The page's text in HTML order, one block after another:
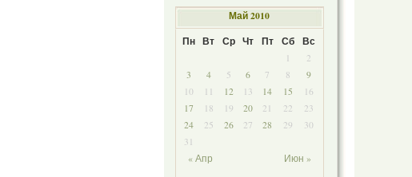
Май 2010
Пн Вт Ср Чт Пт Сб Вс
« Апр Июн »
1
2
3
4 5 6 7 8
9
10
11 12 13 14 15
16
17
18 19 20 21 22
23
24
25 26 27 28 29
30
31